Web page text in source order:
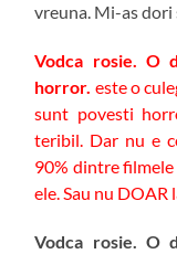
vreuna. Mi-as dori
Vodca rosie. O
horror. este o
sunt povesti
teribil. Dar nu e
90% dintre
ele. Sau nu DOAR
Vodca rosie. O